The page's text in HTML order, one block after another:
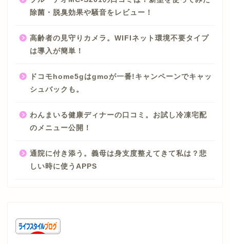
除菌・脱臭効果や騒音をレビュー！
高齢者の見守りカメラ。WIFIネット環境不要タイプ
は導入が簡単！
ドコモhome5gはgmoが一番!キャンペーンでキャッ
シュバックも。
わんまいる健康ディナーの口コミ。お試し冷凍宅配
のメニュー公開！
通院に付き添う。義母は身支度整えてきて私は？悲
しい時に使うAPPS